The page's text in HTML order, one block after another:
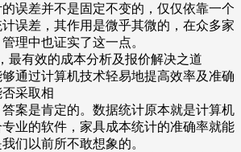
差并不是固定不变的，仅仅依靠一个
误差，其作用是微乎其微的，在众多家
理中也证实了这一点。
有效的成本分析及报价解决之道
过计算机技术轻易地提高效率及准确
采取相
是肯定的。数据统计原本就是计算机
业的软件，家具成本统计的准确率就能
们以前所不敢想象的。